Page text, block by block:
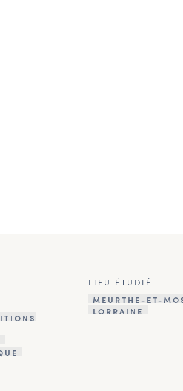
LIEU ÉTUDIÉ
MEURTHE-ET-
LORRAINE